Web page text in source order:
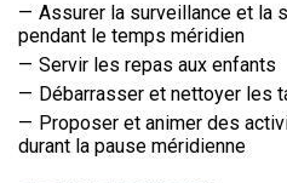
Assurer la surveillance et la
pendant le temps méridien
Servir les repas aux enfants
Débarrasser et nettoyer les
Proposer et animer des
durant la pause méridienne